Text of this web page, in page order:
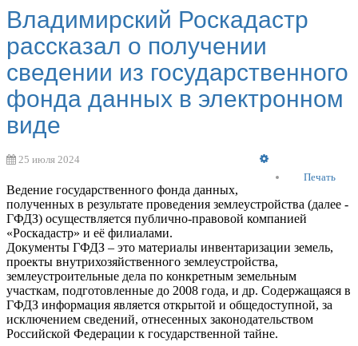
Владимирский Роскадастр
рассказал о получении
сведении из государственного
фонда данных в электронном
виде
Печать
25 июля 2024
Ведение государственного фонда данных,
полученных в результате проведения землеустройства (далее -
ГФДЗ) осуществляется публично-правовой компанией
«Роскадастр» и её филиалами.
Документы ГФДЗ – это материалы инвентаризации земель,
проекты внутрихозяйственного землеустройства,
землеустроительные дела по конкретным земельным
участкам, подготовленные до 2008 года, и др. Содержащаяся в
ГФДЗ информация является открытой и общедоступной, за
исключением сведений, отнесенных законодательством
Российской Федерации к государственной тайне.